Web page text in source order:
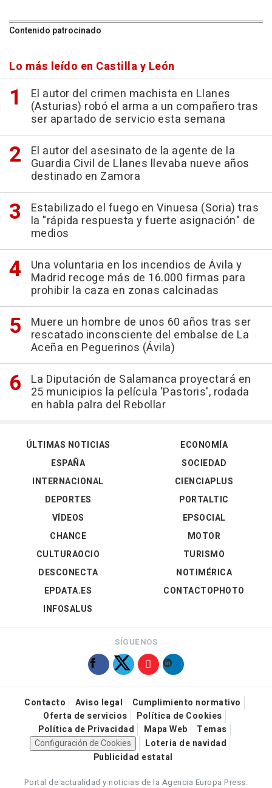
Contenido patrocinado
Lo más leído en Castilla y León
El autor del crimen machista en Llanes
(Asturias) robó el arma a un compañero tras
ser apartado de servicio esta semana
El autor del asesinato de la agente de la
Guardia Civil de Llanes llevaba nueve años
destinado en Zamora
Estabilizado el fuego en Vinuesa (Soria) tras
la "rápida respuesta y fuerte asignación" de
medios
Una voluntaria en los incendios de Ávila y
Madrid recoge más de 16.000 firmas para
prohibir la caza en zonas calcinadas
Muere un hombre de unos 60 años tras ser
rescatado inconsciente del embalse de La
Aceña en Peguerinos (Ávila)
La Diputación de Salamanca proyectará en
25 municipios la película 'Pastoris', rodada
en habla palra del Rebollar
ÚLTIMAS NOTICIAS
ESPAÑA
INTERNACIONAL
DEPORTES
VÍDEOS
ECONOMÍA
SOCIEDAD
CIENCIAPLUS
PORTALTIC
EPSOCIAL
CHANCE
CULTURAOCIO
DESCONECTA
EPDATA.ES
INFOSALUS
MOTOR
TURISMO
NOTIMÉRICA
CONTACTOPHOTO
SÍGUENOS
Contacto Aviso legal
Cumplimiento normativo
Oferta de servicios
Política de Cookies
Política de Privacidad
Mapa Web
Temas
Configuración de Cookies
Loteria de navidad
Publicidad estatal
Portal de actualidad y noticias de la Agencia Europa Press.